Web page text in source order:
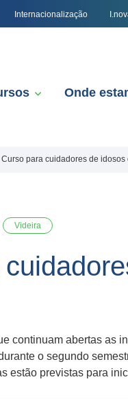
Internacionalização
Onde
Curso para cuidadores de
Videira
continuam abertas as
o segundo
estão previstas para